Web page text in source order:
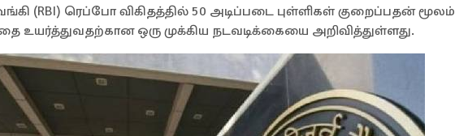
(RBI) ரெப்போ விகிதத்தில் 50 அடிப்படை புள்ளிகள் குறைப்பதன் மூலம்
உயர்த்துவதற்கான ஒரு முக்கிய நடவடிக்கையை அறிவித்துள்ளது.